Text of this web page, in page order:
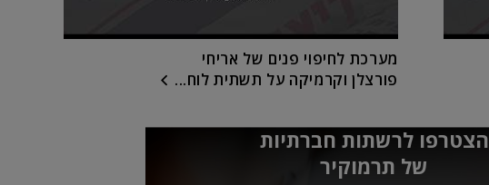
מערכת לחיפוי פנים של אריחי
פורצלן וקרמיקה על תשתית לוח...
הצטרפו לרשתות חברתיות
של תרמוקיר